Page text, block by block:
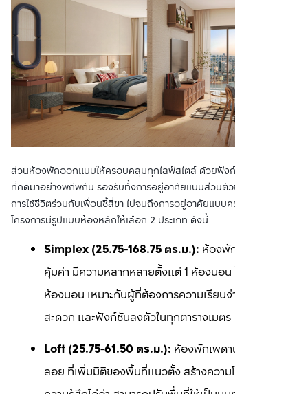
ส่วนห้องพักออกแบบให้ครอบคลุมทุกไลฟ์สไตล์ ด้วยฟังก์ชันครบในพื้นที่
ที่คิดมาอย่างพิถีพิถัน รองรับทั้งการอยู่อาศัยแบบส่วนตัวของคนเมือง
การใช้ชีวิตร่วมกับเพื่อนซี้สี่ขา ไปจนถึงการอยู่อาศัยแบบครอบครัว ภายใน
โครงการมีรูปแบบห้องหลักให้เลือก 2 ประเภท ดังนี้
Simplex (25.75-168.75 ตร.ม.): ห้องพักที่จัดสรรพื้นที่
คุ้มค่า มีความหลากหลายตั้งแต่ 1 ห้องนอน ไปจนถึง 3
ห้องนอน เหมาะกับผู้ที่ต้องการความเรียบง่าย ใช้งาน
สะดวก และฟังก์ชันลงตัวในทุกตารางเมตร
Loft (25.75-61.50 ตร.ม.): ห้องพักเพดานสูงพร้อมชั้น
ลอย ที่เพิ่มมิติของพื้นที่แนวตั้ง สร้างความโปร่งโล่งและ